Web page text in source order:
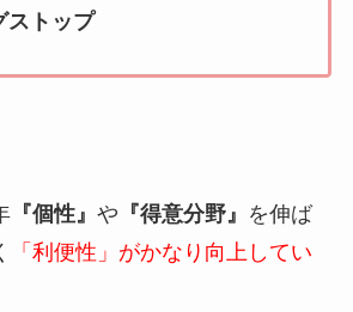
ストップ
『個性』 や 『得意分野』 を伸ば
「利便性」がかなり向上してい